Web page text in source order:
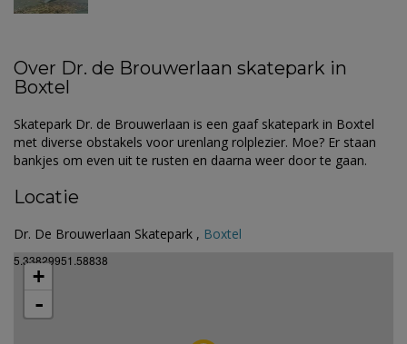
Over Dr. de Brouwerlaan skatepark in
Boxtel
Skatepark Dr. de Brouwerlaan is een gaaf skatepark in Boxtel
met diverse obstakels voor urenlang rolplezier. Moe? Er staan
bankjes om even uit te rusten en daarna weer door te gaan.
Locatie
Dr. De Brouwerlaan Skatepark , Boxtel
5.33829951.58838
+
-